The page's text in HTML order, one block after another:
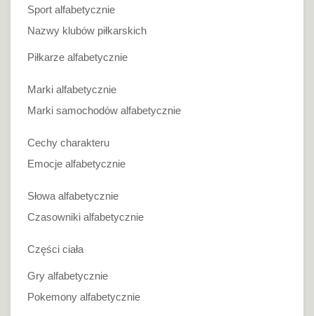
Sport alfabetycznie
Nazwy klubów piłkarskich
Piłkarze alfabetycznie
Marki alfabetycznie
Marki samochodów alfabetycznie
Cechy charakteru
Emocje alfabetycznie
Słowa alfabetycznie
Czasowniki alfabetycznie
Części ciała
Gry alfabetycznie
Pokemony alfabetycznie